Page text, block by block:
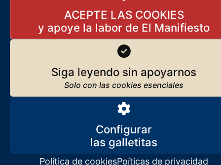
ACEPTE LAS COOKIES
Siga leyendo sin apoyarnos
Configurar
Política de cookiesPoíticas de privacidad
Un gran científico sostiene
que la inteligencia artificial
vencerá a la humana
Lo que somos, lo que nos mueve
Seguir leyendo